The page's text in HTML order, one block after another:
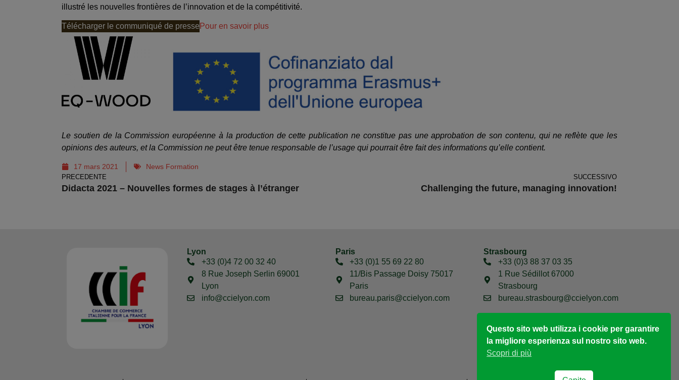
illustré les nouvelles frontières de l’innovation et de la compétitivité.
Télécharger le communiqué de presse Pour en savoir plus
Le soutien de la Commission européenne à la production de cette publication ne constitue pas une approbation de son contenu, qui ne reflète que les
opinions des auteurs, et la Commission ne peut être tenue responsable de l’usage qui pourrait être fait des informations qu’elle contient.
17 mars 2021 News Formation
PRECEDENTE
Didacta 2021 – Nouvelles formes de stages à l’étranger
SUCCESSIVO
Challenging the future, managing innovation!
Lyon
+33 (0)4 72 00 32 40
8 Rue Joseph Serlin 69001
Lyon
info@ccielyon.com
Paris
+33 (0)1 55 69 22 80
11/Bis Passage Doisy 75017
Paris
bureau.paris@ccielyon.com
Strasbourg
+33 (0)3 88 37 03 35
1 Rue Sédillot 67000
Strasbourg
bureau.strasbourg@ccielyon.com
Questo sito web utilizza i cookie per garantire
la migliore esperienza sul nostro sito web.
Scopri di più